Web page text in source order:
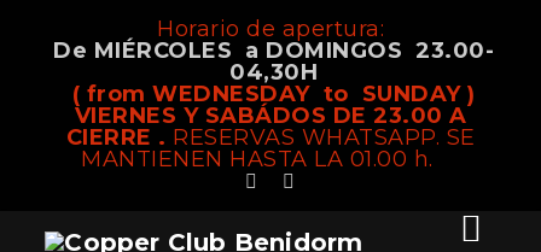
Horario de apertura:
De MIÉRCOLES a DOMINGOS 23.00-
04,30H
( from WEDNESDAY to SUNDAY )
VIERNES Y SABÁDOS DE 23.00 A
CIERRE . RESERVAS WHATSAPP. SE
MANTIENEN HASTA LA 01.00 h.